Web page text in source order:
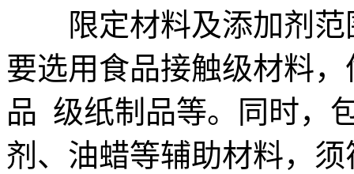
限定材料及添加剂范
要选用食品接触级材料
品 级纸制品等。同时，
剂、油蜡等辅助材料，